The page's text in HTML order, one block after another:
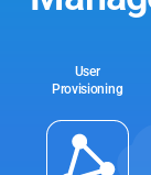
User
Provisioning